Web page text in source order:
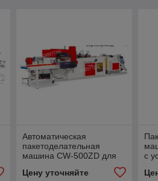
Автоматическая
пакетоделательная
машина CW-500ZD для
пакетов с донным швом и
мягкими петлевыми
Цену уточняйте
с